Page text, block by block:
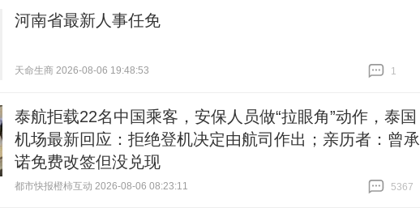
河南省最新人事任免
天命生商 2026-08-06 19:48:53
1
泰航拒载22名中国乘客，安保人员做“拉眼角”动作，泰国
机场最新回应：拒绝登机决定由航司作出；亲历者：曾承
诺免费改签但没兑现
都市快报橙柿互动 2026-08-06 08:23:11
5367